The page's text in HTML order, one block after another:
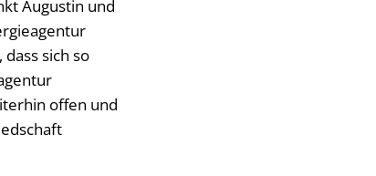
Augustin und
dass sich so
offen und